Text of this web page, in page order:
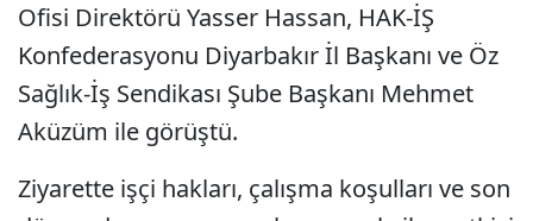
Ofisi Direktörü Yasser Hassan, HAK-İŞ
Konfederasyonu Diyarbakır İl Başkanı ve Öz
Sağlık-İş Sendikası Şube Başkanı Mehmet
Aküzüm ile görüştü.
Ziyarette işçi hakları, çalışma koşulları ve son